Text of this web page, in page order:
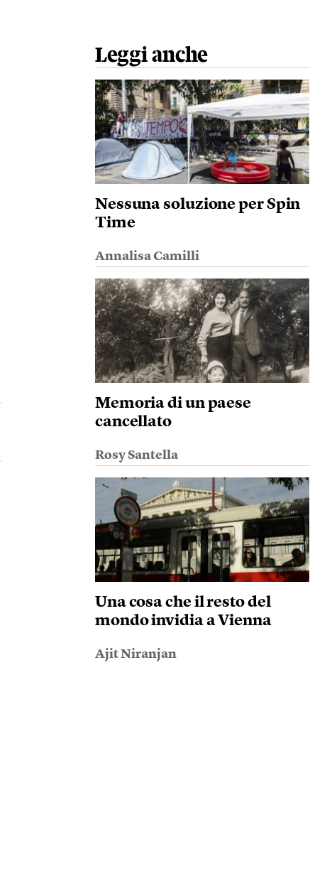
Leggi anche
Nessuna soluzione per Spin
Time
Annalisa Camilli
Memoria di un paese
cancellato
Rosy Santella
Una cosa che il resto del
mondo invidia a Vienna
Ajit Niranjan